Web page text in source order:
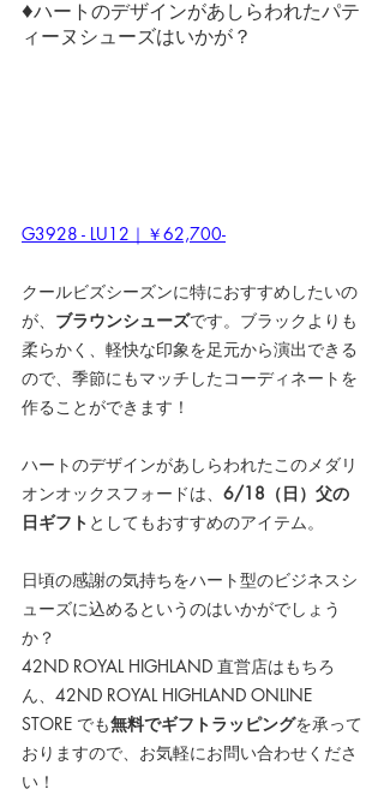
♦ハートのデザインがあしらわれたパテ
ィーヌシューズはいかが？
G3928 - LU12｜￥62,700-
クールビズシーズンに特におすすめしたいの
が、 ブラウンシューズです。 ブラックよりも
柔らかく、軽快な印象を足元から演出できる
ので、季節にもマッチしたコーディネートを
作ることができます！
ハートのデザインがあしらわれたこのメダリ
オンオックスフォードは、 6/18（日）父の
日ギフト としてもおすすめのアイテム。
日頃の感謝の気持ちをハート型のビジネスシ
ューズに込めるというのはいかがでしょう
か？
42ND ROYAL HIGHLAND 直営店はもちろ
ん、42ND ROYAL HIGHLAND ONLINE
STORE でも無料でギフトラッピングを承って
おりますので、お気軽にお問い合わせくださ
い！